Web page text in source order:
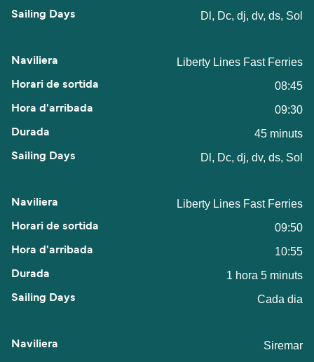
Dl, Dc, dj, dv, ds, Sol
Liberty Lines Fast Ferries
08:45
09:30
45 minuts
Dl, Dc, dj, dv, ds, Sol
Liberty Lines Fast Ferries
09:50
10:55
1 hora 5 minuts
Cada dia
Siremar